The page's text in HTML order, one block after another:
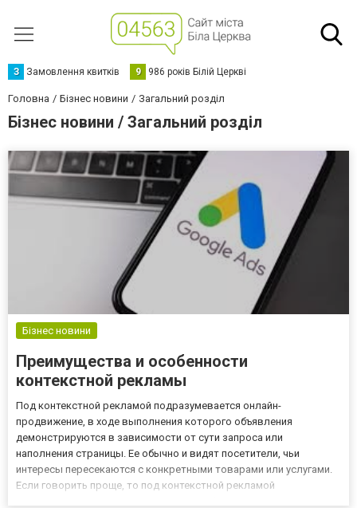
З Замовлення квитків 9 986 років Білій Церкві
Головна Бізнес новини Загальний розділ
Бізнес новини / Загальний розділ
Бізнес новини
Преимущества и особенности
контекстной рекламы
Под контекстной рекламой подразумевается онлайн-
продвижение, в ходе выполнения которого объявления
демонстрируются в зависимости от сути запроса или
наполнения страницы. Ее обычно и видят посетители, чьи
интересы пересекаются с конкретными товарами или услугами.
Если говорить проще, то под контекстной рекламой